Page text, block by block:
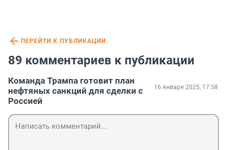
ПЕРЕЙТИ К ПУБЛИКАЦИИ
89 комментариев к публикации
Команда Трампа готовит план
нефтяных санкций для сделки с
Россией
16 января 2025, 17:38